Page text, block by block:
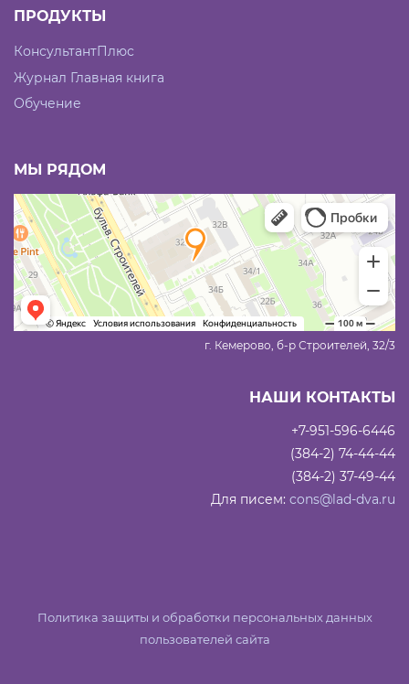
ПРОДУКТЫ
КонсультантПлюс
Журнал Главная книга
Обучение
МЫ РЯДОМ
г. Кемерово, б-р Строителей, 32/3
НАШИ КОНТАКТЫ
+7-951-596-6446
(384-2) 74-44-44
(384-2) 37-49-44
Для писем: cons@lad-dva.ru
Политика защиты и обработки персональных данных
пользователей сайта